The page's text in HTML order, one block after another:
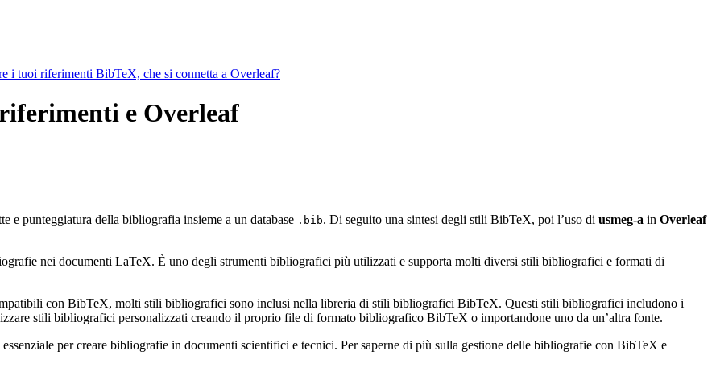
i tuoi riferimenti BibTeX, che si connetta a Overleaf?
e Overleaf
e punteggiatura della bibliografia insieme a un database .bib. Di seguito una sintesi degli stili BibTeX, poi l’uso di usmeg-a in Overleaf
nei documenti LaTeX. È uno degli strumenti bibliografici più utilizzati e supporta molti diversi stili bibliografici e formati di
con BibTeX, molti stili bibliografici sono inclusi nella libreria di stili bibliografici BibTeX. Questi stili bibliografici includono i
stili bibliografici personalizzati creando il proprio file di formato bibliografico BibTeX o importandone uno da un’altra fonte.
per creare bibliografie in documenti scientifici e tecnici. Per saperne di più sulla gestione delle bibliografie con BibTeX e